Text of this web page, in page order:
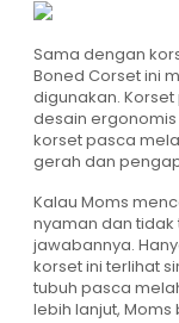
Sama dengan
Boned Corsetini
digunakan.
desain ergonomis
korset pasca
gerah dan
Kalau Moms
nyaman dan
jawabannya.
korset ini terlihat
tubuh pasca
lebih lanjut, Moms